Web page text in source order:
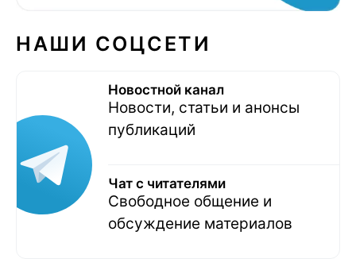
НАШИ СОЦСЕТИ
Новостной канал
Новости, статьи и анонсы
публикаций
Чат с читателями
Свободное общение и
обсуждение материалов